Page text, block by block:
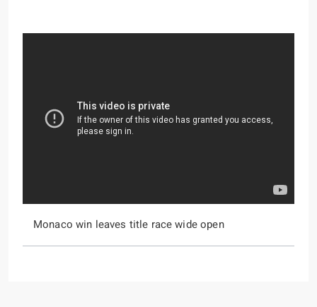
Monaco win leaves title race wide open